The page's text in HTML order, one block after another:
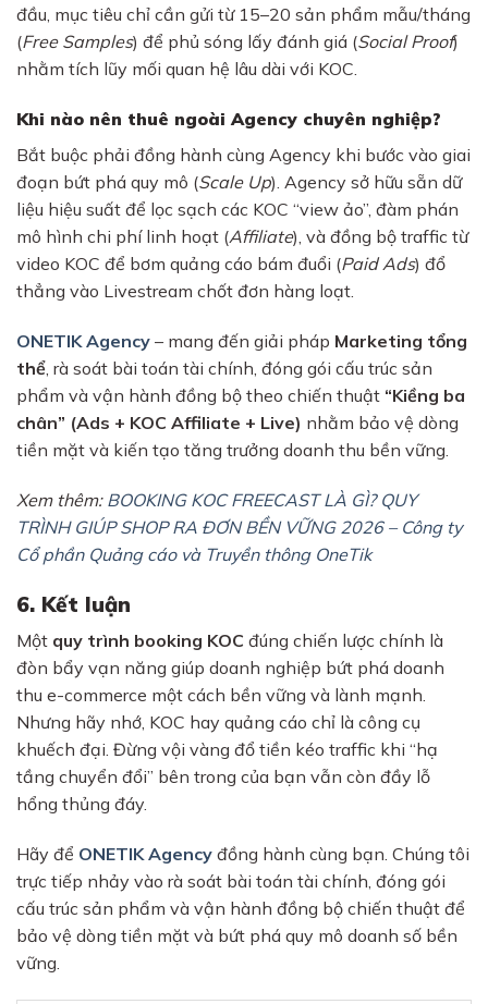
đầu, mục tiêu chỉ cần gửi từ 15–20 sản phẩm mẫu/tháng
(Free Samples) để phủ sóng lấy đánh giá (Social Proof)
nhằm tích lũy mối quan hệ lâu dài với KOC.
Khi nào nên thuê ngoài Agency chuyên nghiệp?
Bắt buộc phải đồng hành cùng Agency khi bước vào giai
đoạn bứt phá quy mô (Scale Up). Agency sở hữu sẵn dữ
liệu hiệu suất để lọc sạch các KOC “view ảo”, đàm phán
mô hình chi phí linh hoạt (Affiliate), và đồng bộ traffic từ
video KOC để bơm quảng cáo bám đuổi (Paid Ads) đổ
thẳng vào Livestream chốt đơn hàng loạt.
ONETIK Agency – mang đến giải pháp Marketing tổng
thể, rà soát bài toán tài chính, đóng gói cấu trúc sản
phẩm và vận hành đồng bộ theo chiến thuật “Kiềng ba
chân” (Ads + KOC Affiliate + Live) nhằm bảo vệ dòng
tiền mặt và kiến tạo tăng trưởng doanh thu bền vững.
Xem thêm: BOOKING KOC FREECAST LÀ GÌ? QUY
TRÌNH GIÚP SHOP RA ĐƠN BỀN VỮNG 2026 – Công ty
Cổ phần Quảng cáo và Truyền thông OneTik
6. Kết luận
Một quy trình booking KOC đúng chiến lược chính là
đòn bẩy vạn năng giúp doanh nghiệp bứt phá doanh
thu e-commerce một cách bền vững và lành mạnh.
Nhưng hãy nhớ, KOC hay quảng cáo chỉ là công cụ
khuếch đại. Đừng vội vàng đổ tiền kéo traffic khi “hạ
tầng chuyển đổi” bên trong của bạn vẫn còn đầy lỗ
hổng thủng đáy.
Hãy để ONETIK Agency đồng hành cùng bạn. Chúng tôi
trực tiếp nhảy vào rà soát bài toán tài chính, đóng gói
cấu trúc sản phẩm và vận hành đồng bộ chiến thuật để
bảo vệ dòng tiền mặt và bứt phá quy mô doanh số bền
vững.